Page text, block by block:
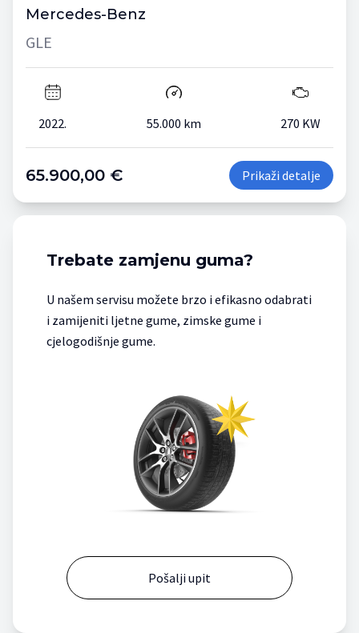
Mercedes-Benz
GLE
2022. 55.000 km 270 KW
65.900,00 € Prikaži detalje
Trebate zamjenu guma?
U našem servisu možete brzo i efikasno odabrati
i zamijeniti ljetne gume, zimske gume i
cjelogodišnje gume.
Pošalji upit